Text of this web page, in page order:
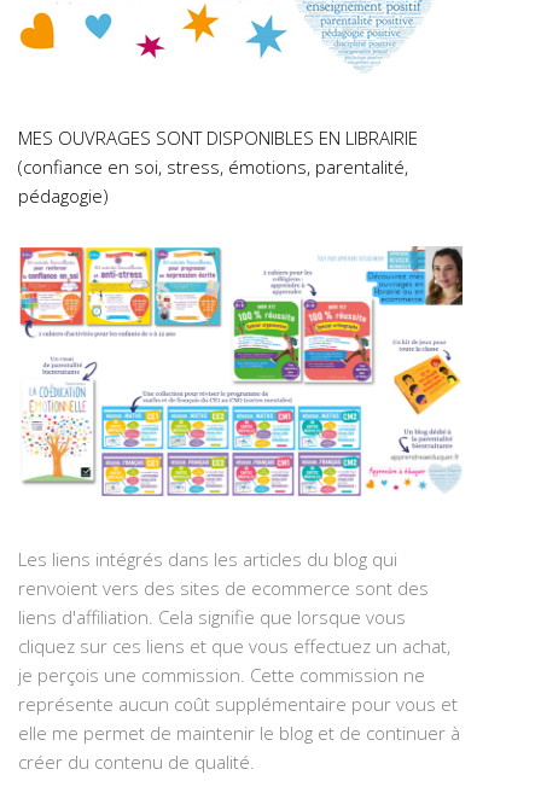
MES OUVRAGES SONT DISPONIBLES EN LIBRAIRIE
(confiance en soi, stress, émotions, parentalité,
pédagogie)
Les liens intégrés dans les articles du blog qui
renvoient vers des sites de ecommerce sont des
liens d'affiliation. Cela signifie que lorsque vous
cliquez sur ces liens et que vous effectuez un achat,
je perçois une commission. Cette commission ne
représente aucun coût supplémentaire pour vous et
elle me permet de maintenir le blog et de continuer à
créer du contenu de qualité.